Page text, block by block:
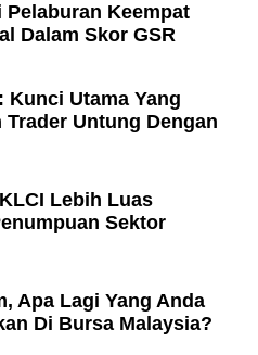
Keempat
Dalam Skor GSR
Kunci Utama Yang
Trader Untung Dengan
Lebih Luas
Sektor
Apa Lagi Yang Anda
Di Bursa Malaysia?